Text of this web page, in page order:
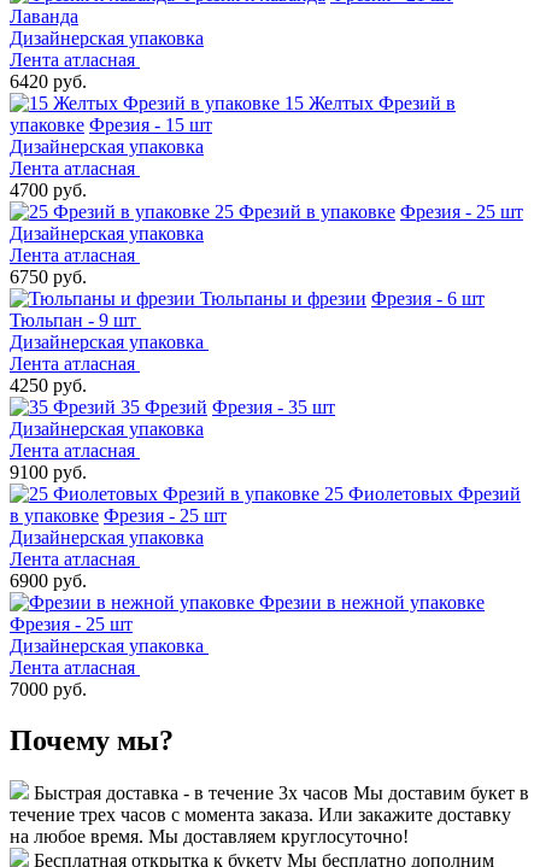
Лаванда
Дизайнерская упаковка
Лента атласная
6420 руб.
15 Желтых Фрезий в
упаковке Фрезия - 15 шт
Дизайнерская упаковка
Лента атласная
4700 руб.
25 Фрезий в упаковке Фрезия - 25 шт
Дизайнерская упаковка
Лента атласная
6750 руб.
Тюльпаны и фрезии Фрезия - 6 шт
Тюльпан - 9 шт
Дизайнерская упаковка
Лента атласная
4250 руб.
35 Фрезий Фрезия - 35 шт
Дизайнерская упаковка
Лента атласная
9100 руб.
25 Фиолетовых Фрезий
в упаковке Фрезия - 25 шт
Дизайнерская упаковка
Лента атласная
6900 руб.
Фрезии в нежной упаковке
Фрезия - 25 шт
Дизайнерская упаковка
Лента атласная
7000 руб.
Почему мы?
Быстрая доставка - в течение 3х часов Мы доставим букет в
течение трех часов с момента заказа. Или закажите доставку
на любое время. Мы доставляем круглосуточно!
Бесплатная открытка к букету Мы бесплатно дополним